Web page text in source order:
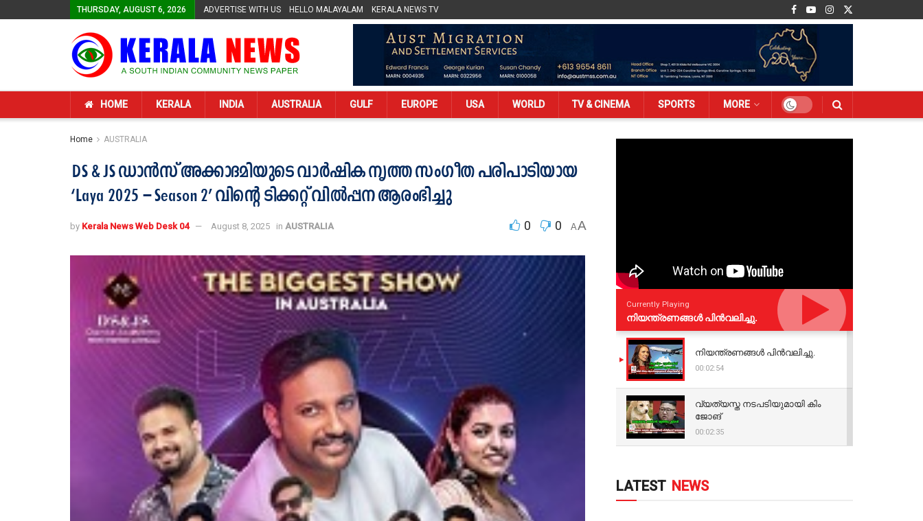
THURSDAY, AUGUST 6, 2026 ADVERTISE WITH US HELLO MALAYALAM KERALA NEWS TV
HOME KERALA INDIA AUSTRALIA GULF EUROPE USA WORLD TV & CINEMA SPORTS MORE
Home AUSTRALIA
DS & JS ഡാൻസ് അക്കാദമിയുടെ വാർഷിക നൃത്ത സംഗീത പരിപാടിയായ
‘Laya 2025 – Season 2’ വിന്റെ ടിക്കറ്റ് വിൽപ്പന ആരംഭിച്ചു
by Kerala News Web Desk 04 August 8, 2025 in AUSTRALIA 0 0 AA
Currently Playing
നിയന്ത്രണങ്ങള്‍ പിന്‍വലിച്ചു.
നിയന്ത്രണങ്ങള്‍ പിന്‍വലിച്ചു.
00:02:54
വ്യത്യസ്ത നടപടിയുമായി കിം
ജോങ്
00:02:35
LATEST NEWS